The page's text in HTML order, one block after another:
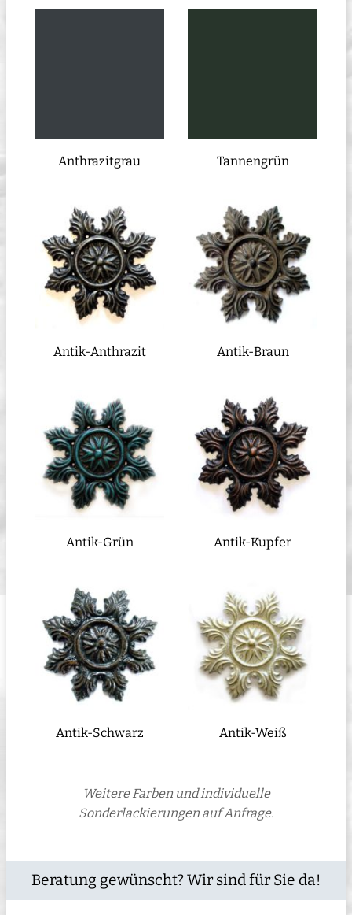
Anthrazitgrau Tannengrün
Antik-Anthrazit Antik-Braun
Antik-Grün Antik-Kupfer
Antik-Schwarz Antik-Weiß
Weitere Farben und individuelle
Sonderlackierungen auf Anfrage.
Beratung gewünscht? Wir sind für Sie da!